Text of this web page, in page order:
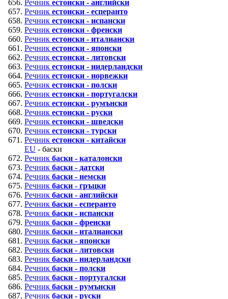
Речник естонски - английски
Речник естонски - есперанто
Речник естонски - испански
Речник естонски - френски
Речник естонски - италиански
Речник естонски - японски
Речник естонски - литовски
Речник естонски - нидерландски
Речник естонски - норвежки
Речник естонски - полски
Речник естонски - португалски
Речник естонски - румънски
Речник естонски - руски
Речник естонски - шведски
Речник естонски - турски
Речник естонски - китайски
EU - баски
Речник баски - каталонски
Речник баски - датски
Речник баски - немски
Речник баски - гръцки
Речник баски - английски
Речник баски - есперанто
Речник баски - испански
Речник баски - френски
Речник баски - италиански
Речник баски - японски
Речник баски - литовски
Речник баски - нидерландски
Речник баски - полски
Речник баски - португалски
Речник баски - румънски
Речник баски - руски